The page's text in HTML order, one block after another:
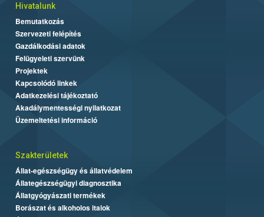
Hivatalunk
Bemutatkozás
Szervezeti felépítés
Gazdálkodási adatok
Felügyeleti szervünk
Projektek
Kapcsolódó linkek
Adatkezelési tájékoztató
Akadálymentességi nyilatkozat
Üzemeltetési információ
Szakterületek
Állat-egészségügy és állatvédelem
Állategészségügyi diagnosztika
Állatgyógyászati termékek
Borászat és alkoholos italok